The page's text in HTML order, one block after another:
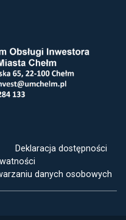
Deklaracja dostępności
danych osobowych